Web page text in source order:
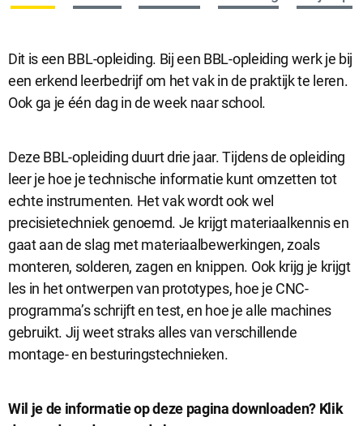
Dit is een BBL-opleiding. Bij een BBL-opleiding werk je bij
een erkend leerbedrijf om het vak in de praktijk te leren.
Ook ga je één dag in de week naar school.
Deze BBL-opleiding duurt drie jaar. Tijdens de opleiding
leer je hoe je technische informatie kunt omzetten tot
echte instrumenten. Het vak wordt ook wel
precisietechniek genoemd. Je krijgt materiaalkennis en
gaat aan de slag met materiaalbewerkingen, zoals
monteren, solderen, zagen en knippen. Ook krijg je krijgt
les in het ontwerpen van prototypes, hoe je CNC-
programma’s schrijft en test, en hoe je alle machines
gebruikt. Jij weet straks alles van verschillende
montage- en besturingstechnieken.
D
Wil je de informatie op deze pagina downloaden? Klik